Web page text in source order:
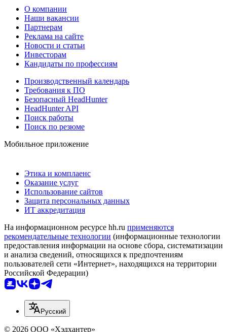
О компании
Наши вакансии
Партнерам
Реклама на сайте
Новости и статьи
Инвесторам
Кандидаты по профессиям
Производственный календарь
Требования к ПО
Безопасный HeadHunter
HeadHunter API
Поиск работы
Поиск по резюме
Мобильное приложение
Этика и комплаенс
Оказание услуг
Использование сайтов
Защита персональных данных
ИТ аккредитация
На информационном ресурсе hh.ru применяются
рекомендательные технологии (информационные технологии
предоставления информации на основе сбора, систематизации
и анализа сведений, относящихся к предпочтениям
пользователей сети «Интернет», находящихся на территории
Российской Федерации)
Русский
© 2026 ООО «Хэдхантер»